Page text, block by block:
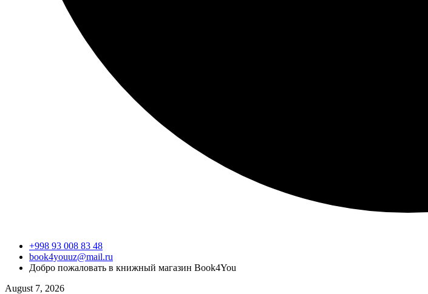
+998 93 008 83 48
book4youuz@mail.ru
Добро пожаловать в книжный магазин Book4You
August 7, 2026